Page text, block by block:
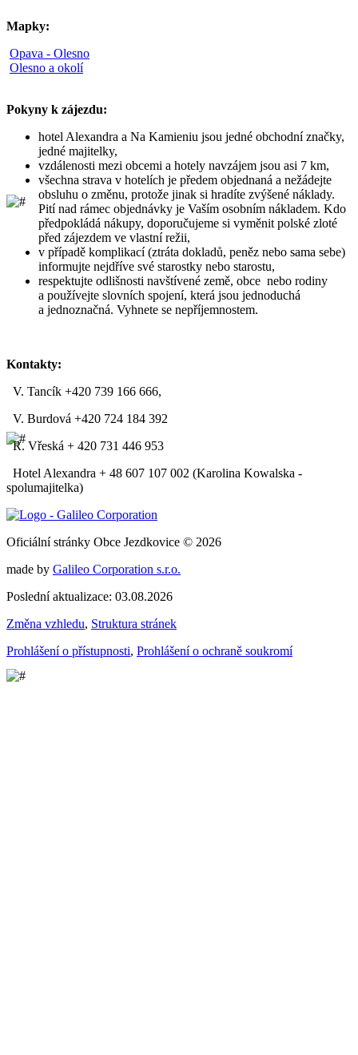
Mapky:
Opava - Olesno
Olesno a okolí
Pokyny k zájezdu:
hotel Alexandra a Na Kamieniu jsou jedné obchodní značky,
jedné majitelky,
vzdálenosti mezi obcemi a hotely navzájem jsou asi 7 km,
všechna strava v hotelích je předem objednaná a nežádejte
obsluhu o změnu, protože jinak si hradíte zvýšené náklady.
Pití nad rámec objednávky je Vaším osobním nákladem. Kdo
předpokládá nákupy, doporučujeme si vyměnit polské zloté
před zájezdem ve vlastní režii,
v případě komplikací (ztráta dokladů, peněz nebo sama sebe)
informujte nejdříve své starostky nebo starostu,
respektujte odlišnosti navštívené země, obce nebo rodiny
a používejte slovních spojení, která jsou jednoduchá
a jednoznačná. Vyhnete se nepříjemnostem.
Kontakty:
V. Tancík +420 739 166 666,
V. Burdová +420 724 184 392
R. Vřeská + 420 731 446 953
Hotel Alexandra + 48 607 107 002 (Karolina Kowalska -
spolumajitelka)
Oficiální stránky Obce Jezdkovice © 2026
made by Galileo Corporation s.r.o.
Poslední aktualizace: 03.08.2026
Změna vzhledu, Struktura stránek
Prohlášení o přístupnosti, Prohlášení o ochraně soukromí